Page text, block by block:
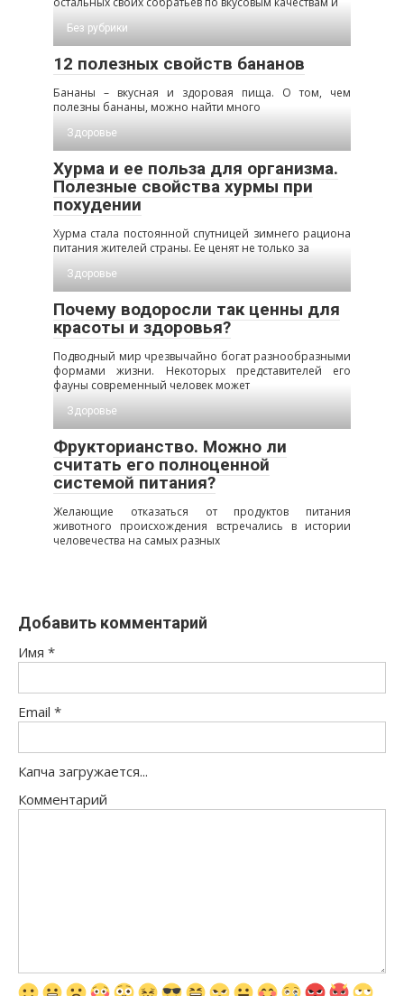
Без рубрики
12 полезных свойств бананов
Бананы – вкусная и здоровая пища. О том, чем
полезны бананы, можно найти много
Здоровье
Хурма и ее польза для организма.
Полезные свойства хурмы при
похудении
Хурма стала постоянной спутницей зимнего рациона
питания жителей страны. Ее ценят не только за
Здоровье
Почему водоросли так ценны для
красоты и здоровья?
Подводный мир чрезвычайно богат разнообразными
формами жизни. Некоторых представителей его
фауны современный человек может
Здоровье
Фрукторианство. Можно ли
считать его полноценной
системой питания?
Желающие отказаться от продуктов питания
животного происхождения встречались в истории
человечества на самых разных
Добавить комментарий
Имя *
Email *
Капча загружается...
Комментарий